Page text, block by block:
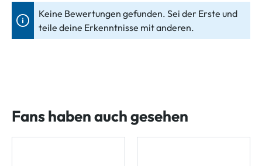
Keine Bewertungen gefunden. Sei der Erste und
teile deine Erkenntnisse mit anderen.
Fans haben auch gesehen